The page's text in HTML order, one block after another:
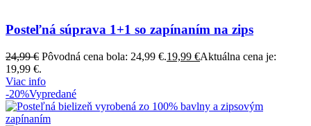
Posteľná súprava 1+1 so zapínaním na zips
24,99€ Pôvodná cena bola: 24,99 €.19,99 €Aktuálna cena je:
19,99 €.
Viac info
-20%Vypredané